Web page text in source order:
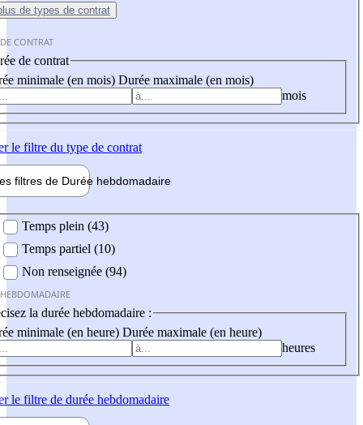
de types de contrat
CONTRAT
de contrat
minimale (en mois) Durée maximale (en mois)
mois
le filtre du type de contrat
filtres de Durée hebdomadaire
Temps plein (43)
Temps partiel (10)
Non renseignée (94)
la durée hebdomadaire :
minimale (en heure) Durée maximale (en heure)
heures
le filtre de durée hebdomadaire